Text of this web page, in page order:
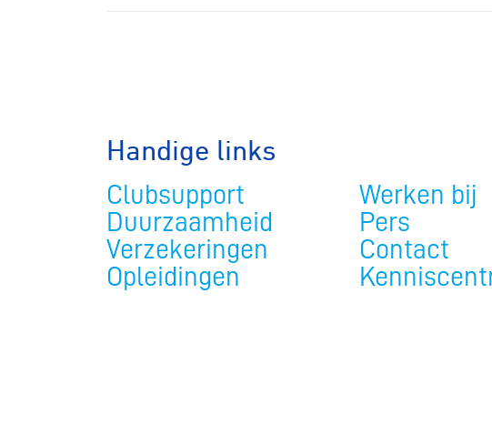
Handige links
Clubsupport
Werken bij
Duurzaamheid
Pers
Verzekeringen
Contact
Opleidingen